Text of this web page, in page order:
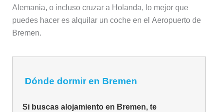
Alemania, o incluso cruzar a Holanda, lo mejor que
puedes hacer es alquilar un coche en el Aeropuerto de
Bremen.
Dónde dormir en Bremen
Si buscas alojamiento en Bremen, te